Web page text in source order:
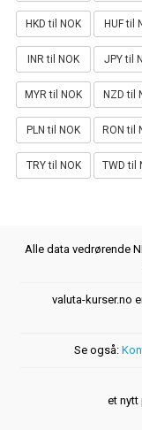
HKD til NOK HUF til
INR til NOK JPY til
MYR til NOK NZD til
PLN til NOK RON til
TRY til NOK TWD til
Alle data vedrørende
valuta-kurser.no
Se også:
et nytt